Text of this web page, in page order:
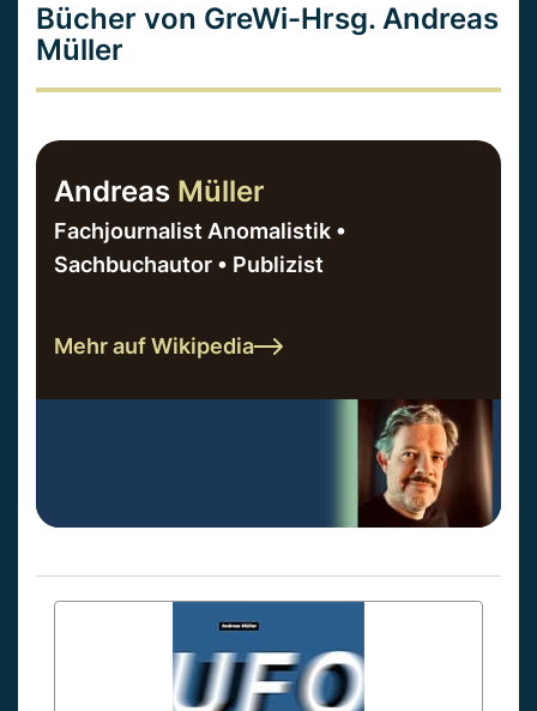
Bücher von GreWi-Hrsg. Andreas
Müller
Andreas Müller
Fachjournalist Anomalistik •
Sachbuchautor • Publizist
Mehr auf Wikipedia